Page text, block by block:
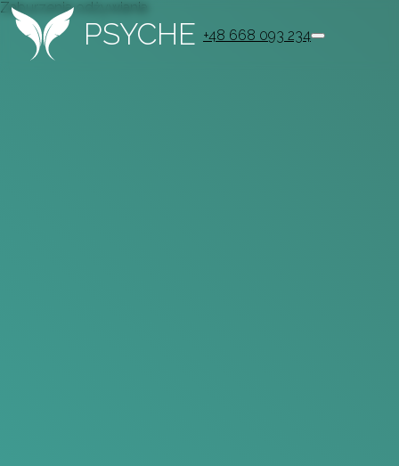
PSYCHE +48 668 093 234
Zaburzenia odżywiania